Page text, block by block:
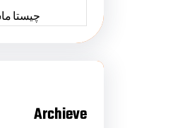
چیستا
Archieve